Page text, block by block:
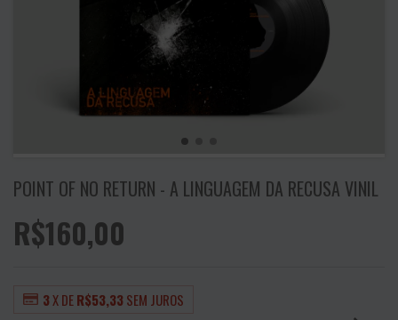
POINT OF NO RETURN - A LINGUAGEM DA RECUSA VINIL
R$160,00
3X DER$53,33SEM JUROS